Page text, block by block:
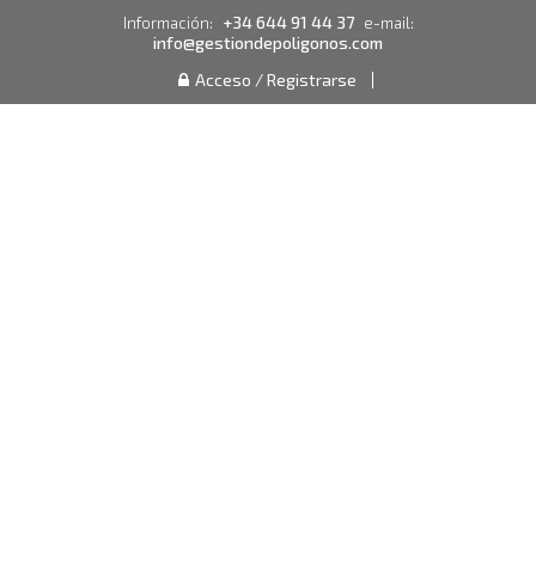
Información: +34 644 91 44 37 e-mail:
info@gestiondepoligonos.com
Acceso / Registrarse